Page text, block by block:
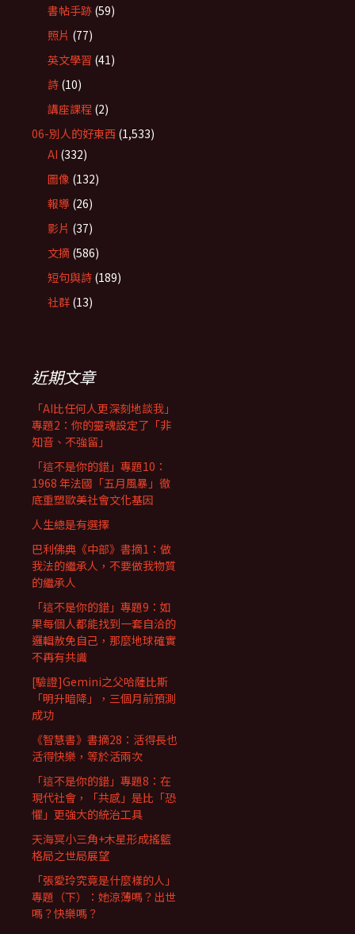
書帖手跡 (59)
照片 (77)
英文學習 (41)
詩 (10)
講座課程 (2)
06-別人的好東西 (1,533)
AI (332)
圖像 (132)
報導 (26)
影片 (37)
文摘 (586)
短句與詩 (189)
社群 (13)
近期文章
「AI比任何人更深刻地談我」
專題2：你的靈魂設定了「非
知音、不強留」
「這不是你的錯」專題10：
1968 年法國「五月風暴」徹
底重塑歐美社會文化基因
人生總是有選擇
巴利佛典《中部》書摘1：做
我法的繼承人，不要做我物質
的繼承人
「這不是你的錯」專題9：如
果每個人都能找到一套自洽的
邏輯赦免自己，那麼地球確實
不再有共識
[驗證]Gemini之父哈薩比斯
「明升暗降」，三個月前預測
成功
《智慧書》書摘28：活得長也
活得快樂，等於活兩次
「這不是你的錯」專題8：在
現代社會，「共感」是比「恐
懼」更強大的統治工具
天海冥小三角+木星形成搖籃
格局之世局展望
「張愛玲究竟是什麼樣的人」
專題（下）：她涼薄嗎？出世
嗎？快樂嗎？